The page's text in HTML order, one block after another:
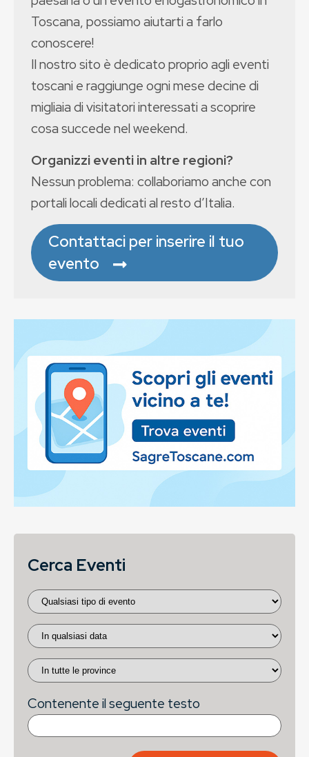
Toscana, possiamo aiutarti a farlo
conoscere!
Il nostro sito è dedicato proprio agli eventi
toscani e raggiunge ogni mese decine di
migliaia di visitatori interessati a scoprire
cosa succede nel weekend.
Organizzi eventi in altre regioni?
Nessun problema: collaboriamo anche con
portali locali dedicati al resto d’Italia.
Contattaci per inserire il tuo
evento
Cerca Eventi
Contenente il seguente testo